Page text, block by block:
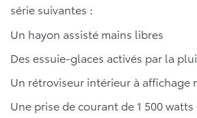
série suivantes :
Un hayon assisté mains libres
Des essuie-glaces activés par la
Un rétroviseur intérieur à affichage
Une prise de courant de 1 500 watts